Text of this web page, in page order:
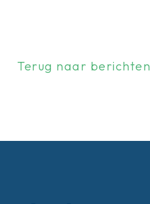
Terug naar berichten